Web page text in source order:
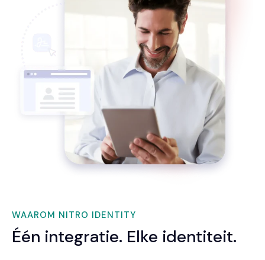
WAAROM NITRO IDENTITY
Één integratie. Elke identiteit.